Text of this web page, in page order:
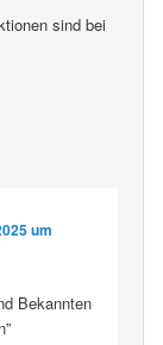
sind bei
um
Bekannten